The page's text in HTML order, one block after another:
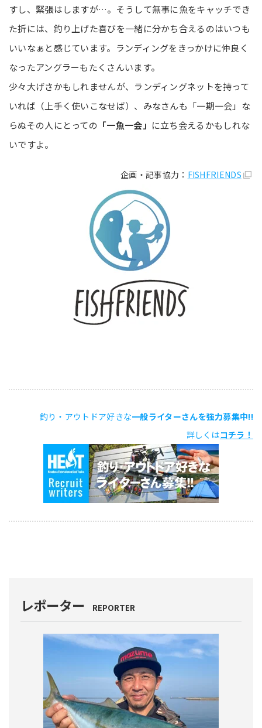
すし、緊張はしますが…。そうして無事に魚をキャッチでき
た折には、釣り上げた喜びを一緒に分かち合えるのはいつも
いいなぁと感じています。ランディングをきっかけに仲良く
なったアングラーもたくさんいます。
少々大げさかもしれませんが、ランディングネットを持って
いれば（上手く使いこなせば）、みなさんも「一期一会」な
らぬその人にとっての 「一魚一会」 に立ち会えるかもしれな
いですよ。
企画・記事協力： FISHFRIENDS
釣り・アウトドア好きな一般ライターさんを強力募集中!!
詳しくはコチラ！
レポーター REPORTER